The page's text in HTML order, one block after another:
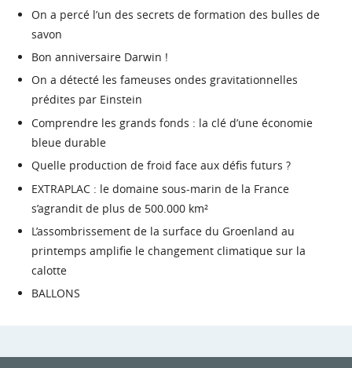
On a percé l’un des secrets de formation des bulles de
savon
Bon anniversaire Darwin !
On a détecté les fameuses ondes gravitationnelles
prédites par Einstein
Comprendre les grands fonds : la clé d’une économie
bleue durable
Quelle production de froid face aux défis futurs ?
EXTRAPLAC : le domaine sous-marin de la France
s’agrandit de plus de 500.000 km²
L’assombrissement de la surface du Groenland au
printemps amplifie le changement climatique sur la
calotte
BALLONS